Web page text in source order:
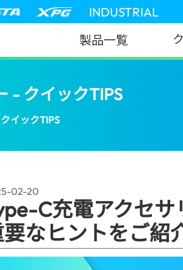
INDUSTRIAL
製品一覧
- クイックTIPSType-C充
イックTIPS
02-20
C充電アクセ
なヒントをご紹